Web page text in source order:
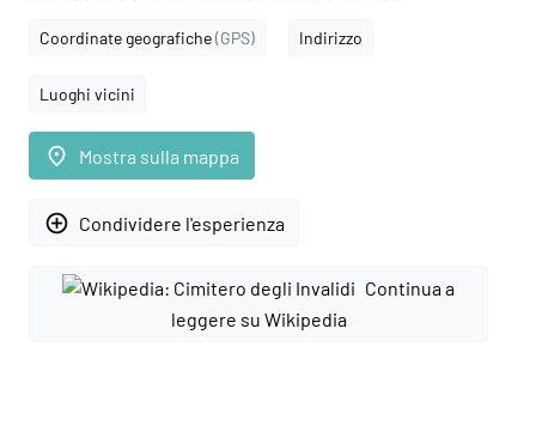
Coordinate geografiche(GPS) Indirizzo
Luoghi vicini
place Mostra sulla mappa
add_circle_outline Condividere l'esperienza
Continua a
leggere su Wikipedia